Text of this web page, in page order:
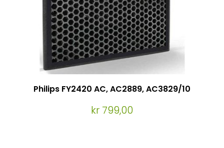
Philips FY2420 AC, AC2889, AC3829/10
kr 799,00